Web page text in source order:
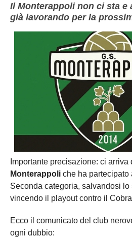
Il Monterappoli non ci sta e
già lavorando per la
Importante precisazione: ci arriva
Monterappoli che ha partecipato
Seconda categoria, salvandosi lo
vincendo il playout contro il
Ecco il comunicato del club
ogni dubbio: